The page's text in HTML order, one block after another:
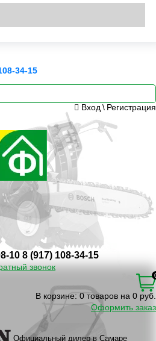
34-15
Вход \ Регистрация
10 8 (917) 108-34-15
звонок
В корзине: 0 товаров на 0 руб.
Оформить заказ
Официальный дилер в Самаре